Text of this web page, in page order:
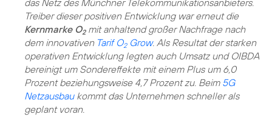
Treiber dieser positiven Entwicklung war erneut die
Kernmarke O2mit anhaltend großer Nachfrage nach
dem innovativen Tarif O2Grow. Als Resultat der starken
operativen Entwicklung legten auch Umsatz und OIBDA
bereinigt um Sondereffekte mit einem Plus um 6,0
Prozent beziehungsweise 4,7 Prozent zu. Beim 5G
Netzausbaukommt das Unternehmen schneller als
geplant voran.